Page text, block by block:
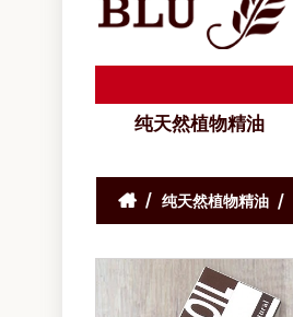
纯天然植物精油
纯天然植物精油